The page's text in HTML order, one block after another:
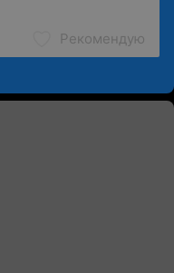
Рекомендую